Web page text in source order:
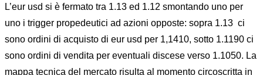
L’eur usd si è fermato tra 1.13 ed 1.12 smontando uno per
uno i trigger propedeutici ad azioni opposte: sopra 1.13 ci
sono ordini di acquisto di eur usd per 1,1410, sotto 1.1190 ci
sono ordini di vendita per eventuali discese verso 1.1050. La
mappa tecnica del mercato risulta al momento circoscritta in